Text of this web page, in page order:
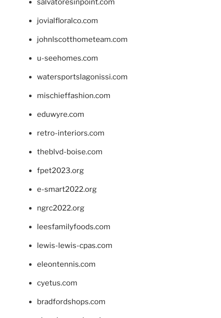
salvatoresinpoint.com
jovialfloralco.com
johnlscotthometeam.com
u-seehomes.com
watersportslagonissi.com
mischieffashion.com
eduwyre.com
retro-interiors.com
theblvd-boise.com
fpet2023.org
e-smart2022.org
ngrc2022.org
leesfamilyfoods.com
lewis-lewis-cpas.com
eleontennis.com
cyetus.com
bradfordshops.com